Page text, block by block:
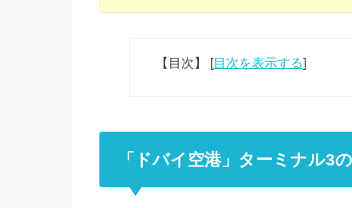
【目次】 [目次を表示する]
「ドバイ空港」ターミナル3